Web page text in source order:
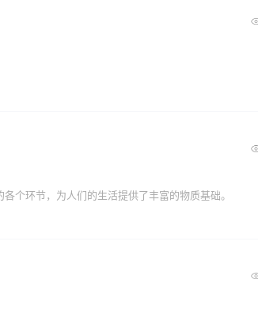
个环节，为人们的生活提供了丰富的物质基础。